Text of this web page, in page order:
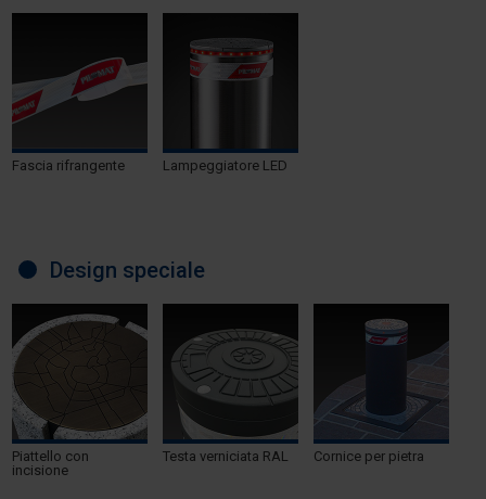
Fascia rifrangente Lampeggiatore LED
Design speciale
Piattello con
incisione
Testa verniciata RAL Cornice per pietra